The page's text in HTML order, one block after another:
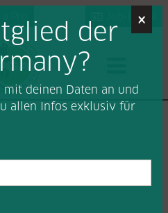
Job-Portal
×
der
deinen Daten an und
allen Infos exklusiv für